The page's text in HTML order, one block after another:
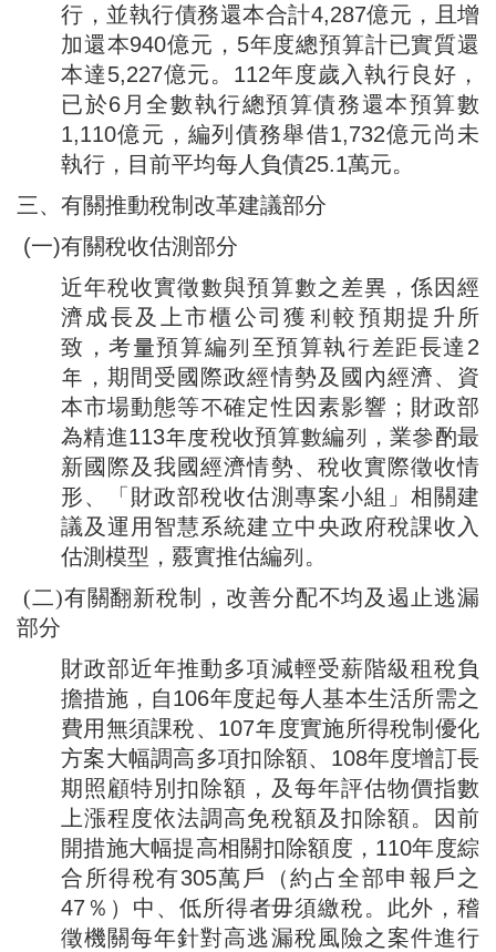
行，並執行債務還本合計4,287億元，且增
加還本940億元，5年度總預算計已實質還
本達5,227億元。112年度歲入執行良好，
已於6月全數執行總預算債務還本預算數
1,110億元，編列債務舉借1,732億元尚未
執行，目前平均每人負債25.1萬元。
三、有關推動稅制改革建議部分
(一)有關稅收估測部分
近年稅收實徵數與預算數之差異，係因經
濟成長及上市櫃公司獲利較預期提升所
致，考量預算編列至預算執行差距長達2
年，期間受國際政經情勢及國內經濟、資
本市場動態等不確定性因素影響；財政部
為精進113年度稅收預算數編列，業參酌最
新國際及我國經濟情勢、稅收實際徵收情
形、「財政部稅收估測專案小組」相關建
議及運用智慧系統建立中央政府稅課收入
估測模型，覈實推估編列。
(二)有關翻新稅制，改善分配不均及遏止逃漏
部分
財政部近年推動多項減輕受薪階級租稅負
擔措施，自106年度起每人基本生活所需之
費用無須課稅、107年度實施所得稅制優化
方案大幅調高多項扣除額、108年度增訂長
期照顧特別扣除額，及每年評估物價指數
上漲程度依法調高免稅額及扣除額。因前
開措施大幅提高相關扣除額度，110年度綜
合所得稅有305萬戶（約占全部申報戶之
47％）中、低所得者毋須繳稅。此外，稽
徵機關每年針對高逃漏稅風險之案件進行